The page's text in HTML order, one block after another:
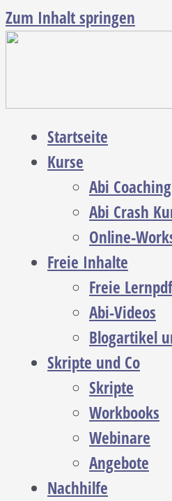
Zum Inhalt springen
Startseite
Kurse
Abi Coaching
Abi Crash
Online-
Freie Inhalte
Freie
Abi-Videos
Blogartikel
Skripte und Co
Skripte
Workbooks
Webinare
Angebote
Nachhilfe